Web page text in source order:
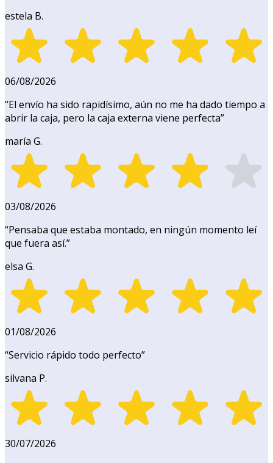
estela B.
06/08/2026
“El envío ha sido rapidísimo, aún no me ha dado tiempo a
abrir la caja, pero la caja externa viene perfecta”
maría G.
03/08/2026
“Pensaba que estaba montado, en ningún momento leí
que fuera así.”
elsa G.
01/08/2026
“Servicio rápido todo perfecto”
silvana P.
30/07/2026